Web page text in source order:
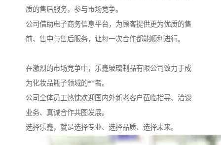
质的售后服务，参与市场竞争。
公司借助电子商务信息平台，为顾客提供更为优质的售
前、售中与售后服务，让每一次合作都能顺利进行。
在激烈的市场竞争中，乐鑫玻璃制品有限公司致力于成
为化妆品瓶子领域的**者。
公司全体员工热忱欢迎国内外新老客户莅临指导、洽谈
业务、真诚合作共图发展。
选择乐鑫，就是选择专业、选择品质、选择未来。